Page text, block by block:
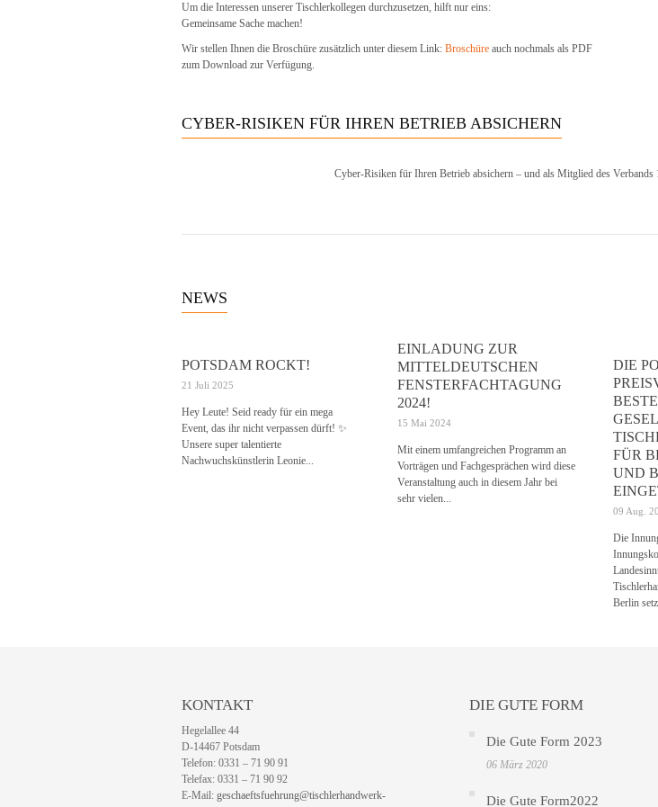
Um die Interessen unserer Tischlerkollegen durchzusetzen, hilft nur eins:
Gemeinsame Sache machen!
Wir stellen Ihnen die Broschüre zusätzlich unter diesem Link: Broschüre auch nochmals als PDF
zum Download zur Verfügung.
CYBER-RISIKEN FÜR IHREN BETRIEB ABSICHERN
Cyber-Risiken für Ihren Betrieb absichern – und als Mitglied des Verbands
NEWS
POTSDAM ROCKT!
21 Juli 2025
Hey Leute! Seid ready für ein mega
Event, das ihr nicht verpassen dürft! ✨
Unsere super talentierte
Nachwuchskünstlerin Leonie...
EINLADUNG ZUR
MITTELDEUTSCHEN
FENSTERFACHTAGUNG
2024!
15 Mai 2024
Mit einem umfangreichen Programm an
Vorträgen und Fachgesprächen wird diese
Veranstaltung auch in diesem Jahr bei
sehr vielen...
DIE
FÜR
UND
09 Aug.
Die
Berlin
KONTAKT
Hegelallee 44
D-14467 Potsdam
Telefon: 0331 – 71 90 91
Telefax: 0331 – 71 90 92
E-Mail: geschaeftsfuehrung@tischlerhandwerk-
DIE GUTE FORM
Die Gute Form 2023
06 März 2020
Die Gute Form2022